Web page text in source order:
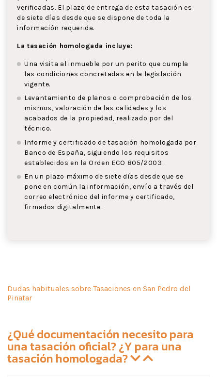
verificadas. El plazo de entrega de esta tasación es
de siete días desde que se dispone de toda la
información requerida.
La tasación homologada incluye:
Una visita al inmueble por un perito que cumpla
las condiciones concretadas en la legislación
vigente.
Levantamiento de planos o comprobación de los
mismos, valoración de las calidades y los
acabados de la propiedad, realizado por del
técnico.
Informe y certificado de tasación homologada por
Banco de España, siguiendo los requisitos
establecidos en la Orden ECO 805/2003.
En un plazo máximo de siete días desde que se
pone en común la información, envío a través del
correo electrónico del informe y certificado,
firmados digitalmente.
Dudas habituales sobre Tasaciones en San Pedro del
Pinatar
¿Qué documentación necesito para
una tasación oficial? ¿Y para una
tasación homologada?